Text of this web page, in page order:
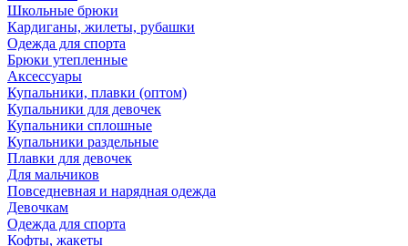
Школьные брюки
Кардиганы, жилеты, рубашки
Одежда для спорта
Брюки утепленные
Аксессуары
Купальники, плавки (оптом)
Купальники для девочек
Купальники сплошные
Купальники раздельные
Плавки для девочек
Для мальчиков
Повседневная и нарядная одежда
Девочкам
Одежда для спорта
Кофты, жакеты